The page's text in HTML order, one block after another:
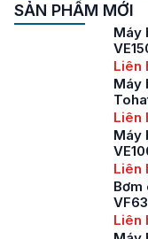
SẢN PHẨM MỚI
Máy
Liên
Máy
Liên
Máy
Liên
Bơm
Liên